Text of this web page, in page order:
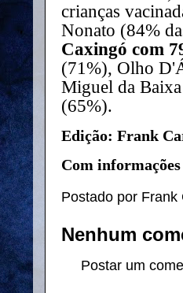
crianças
Nonato (84%
Caxingó com
(71%), Olho
Miguel da
(65%).
Edição: Frank
Com
Postado por Frank
Nenhum
Postar um